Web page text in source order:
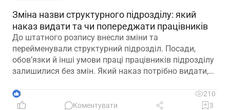
Зміна назви структурного підрозділу: який
наказ видати та чи попереджати працівників
До штатного розпису внесли зміни та
перейменували структурний підрозділ. Посади,
обов’язки й інші умови праці працівників підрозділу
залишилися без змін. Який наказ потрібно видати,
підрозділі з новою назвою: про переведення чи
переміщення? Чи потрібно вносити записи до
3
210
Коментувати
3